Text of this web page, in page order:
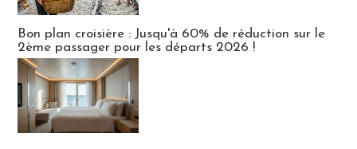
Bon plan croisière : Jusqu'à 60% de réduction sur le
2ème passager pour les départs 2026 !